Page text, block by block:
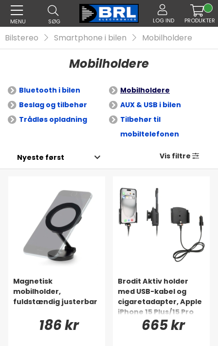
MENU SØG LOG IND PRODUKTER
Bilstereo Smartphone i bilen Mobilholdere
Mobilholdere
Bluetooth i bilen
Mobilholdere
Beslag og tilbehør
AUX & USB i bilen
Trådløs opladning
Tilbehør til
mobiltelefonen
Vis filtre
Magnetisk
mobilholder,
fuldstændig justerbar
186 kr
Brodit Aktiv holder
med USB-kabel og
cigaretadapter, Apple
iPhone 15 Plus/15 Pro
Max/16 Plus/16 Pro Max
665 kr